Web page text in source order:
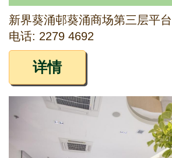
新界葵涌邨葵涌商场第三层平
电话: 2279 4692
详情